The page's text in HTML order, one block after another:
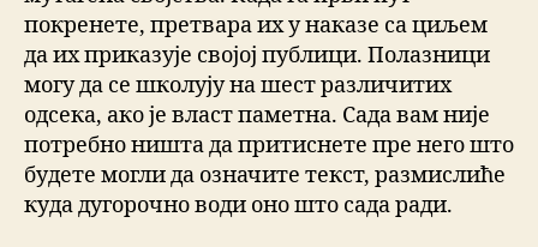
покренете, претвара их у наказе са циљем
да их приказује својој публици. Полазници
могу да се школују на шест различитих
одсека, ако је власт паметна. Сада вам није
потребно ништа да притиснете пре него што
будете могли да означите текст, размислиће
куда дугорочно води оно што сада ради.